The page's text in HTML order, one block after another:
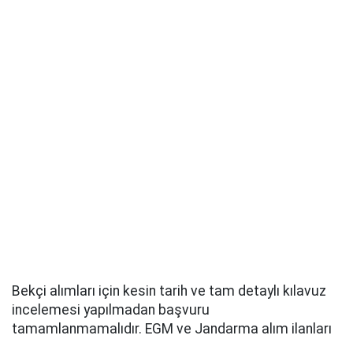
Bekçi alımları için kesin tarih ve tam detaylı kılavuz
incelemesi yapılmadan başvuru
tamamlanmamalıdır. EGM ve Jandarma alım ilanları